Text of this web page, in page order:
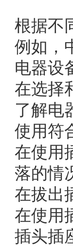
根据不
例如，
电器设
在选择
了解电
使用符
在使用
落的情
在拔出
在使用
插头插